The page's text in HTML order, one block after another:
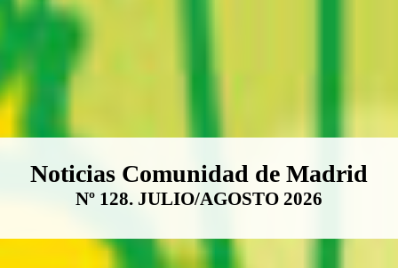
Boletín Noticias Comunidad de
Noticias Comunidad de Madrid
Nº 128. JULIO/AGOSTO 2026